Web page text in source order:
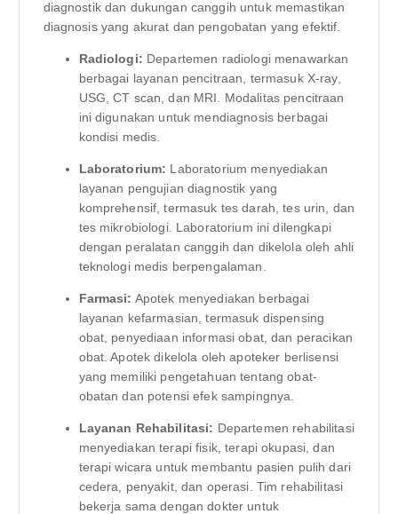
diagnostik dan dukungan canggih untuk memastikan
diagnosis yang akurat dan pengobatan yang efektif.
Radiologi: Departemen radiologi menawarkan
berbagai layanan pencitraan, termasuk X-ray,
USG, CT scan, dan MRI. Modalitas pencitraan
ini digunakan untuk mendiagnosis berbagai
kondisi medis.
Laboratorium: Laboratorium menyediakan
layanan pengujian diagnostik yang
komprehensif, termasuk tes darah, tes urin, dan
tes mikrobiologi. Laboratorium ini dilengkapi
dengan peralatan canggih dan dikelola oleh ahli
teknologi medis berpengalaman.
Farmasi: Apotek menyediakan berbagai
layanan kefarmasian, termasuk dispensing
obat, penyediaan informasi obat, dan peracikan
obat. Apotek dikelola oleh apoteker berlisensi
yang memiliki pengetahuan tentang obat-
obatan dan potensi efek sampingnya.
Layanan Rehabilitasi: Departemen rehabilitasi
menyediakan terapi fisik, terapi okupasi, dan
terapi wicara untuk membantu pasien pulih dari
cedera, penyakit, dan operasi. Tim rehabilitasi
bekerja sama dengan dokter untuk